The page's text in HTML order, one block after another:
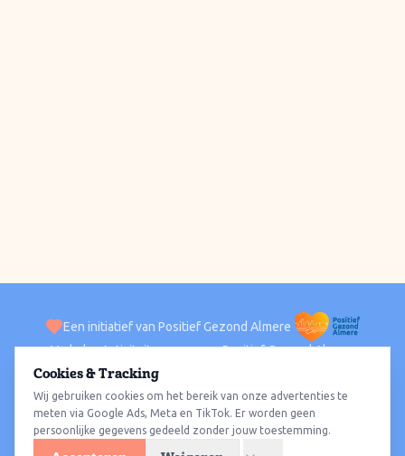
Een initiatief van Positief Gezond Almere
VerhalenActiviteiten Positief Gezond Almere
ACTIVITEITEN PER WIJK
Alle wijkenAlmere HavenAlmere StadAlmere BuitenAlmere Poort
Almere HoutAlmere OosterwoldWat te doen
Cookies & Tracking
Wij gebruiken cookies om het bereik van onze advertenties te
meten via Google Ads, Meta en TikTok. Er worden geen
persoonlijke gegevens gedeeld zonder jouw toestemming.